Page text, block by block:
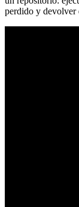
perdido y devolver